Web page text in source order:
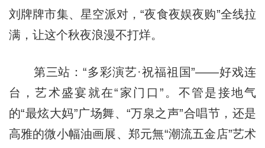
刘 牌牌市集、星空派对，“夜食夜娱夜购”全线拉
满，让这个秋夜浪漫不打烊。
第三站：“多彩演艺·祝福祖国”——好戏连
台，艺术盛宴就在“家门口”。不管是接地气
的“最炫大妈”广场舞、“万泉之声”合唱节，还是
高雅的微小幅油画展、郑元無“潮流五金店”艺术